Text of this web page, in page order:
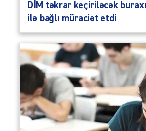
DİM təkrar keçiriləcək
ilə bağlı müraciət etdi